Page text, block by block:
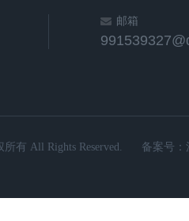
邮箱
有 All Rights Reserved. 备案号：